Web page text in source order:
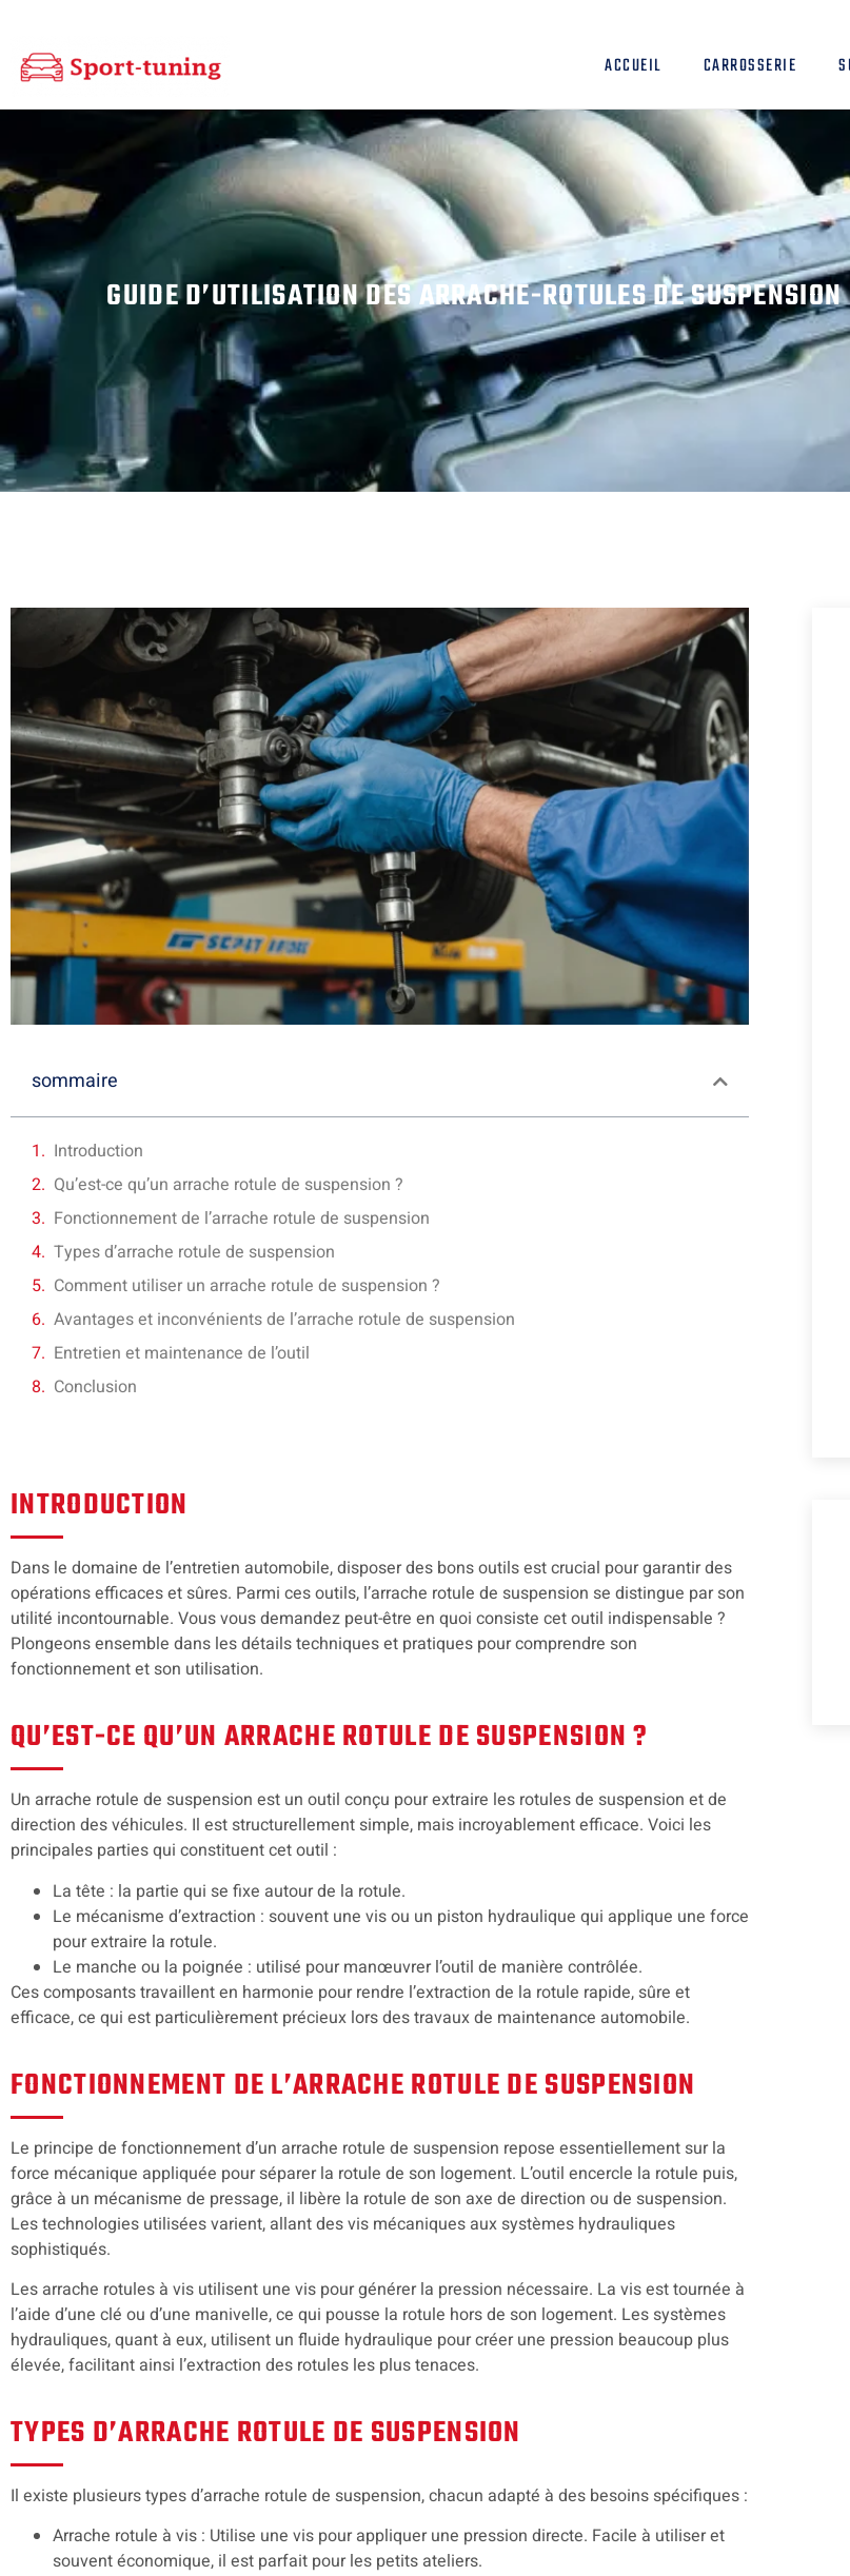
ACCUEIL CARROSSERIE
GUIDE D’UTILISATION DES ARRACHE-ROTULES DE
sommaire
Introduction
Qu’est-ce qu’un arrache rotule de suspension ?
Fonctionnement de l’arrache rotule de suspension
Types d’arrache rotule de suspension
Comment utiliser un arrache rotule de suspension ?
Avantages et inconvénients de l’arrache rotule de suspension
Entretien et maintenance de l’outil
Conclusion
INTRODUCTION
Dans le domaine de l’entretien automobile, disposer des bons outils est crucial pour garantir des
opérations efficaces et sûres. Parmi ces outils, l’arrache rotule de suspension se distingue par son
utilité incontournable. Vous vous demandez peut-être en quoi consiste cet outil indispensable ?
Plongeons ensemble dans les détails techniques et pratiques pour comprendre son
fonctionnement et son utilisation.
QU’EST-CE QU’UN ARRACHE ROTULE DE SUSPENSION ?
Un arrache rotule de suspension est un outil conçu pour extraire les rotules de suspension et de
direction des véhicules. Il est structurellement simple, mais incroyablement efficace. Voici les
principales parties qui constituent cet outil :
La tête : la partie qui se fixe autour de la rotule.
Le mécanisme d’extraction : souvent une vis ou un piston hydraulique qui applique une force
pour extraire la rotule.
Le manche ou la poignée : utilisé pour manœuvrer l’outil de manière contrôlée.
Ces composants travaillent en harmonie pour rendre l’extraction de la rotule rapide, sûre et
efficace, ce qui est particulièrement précieux lors des travaux de maintenance automobile.
FONCTIONNEMENT DE L’ARRACHE ROTULE DE SUSPENSION
Le principe de fonctionnement d’un arrache rotule de suspension repose essentiellement sur la
force mécanique appliquée pour séparer la rotule de son logement. L’outil encercle la rotule puis,
grâce à un mécanisme de pressage, il libère la rotule de son axe de direction ou de suspension.
Les technologies utilisées varient, allant des vis mécaniques aux systèmes hydrauliques
sophistiqués.
Les arrache rotules à vis utilisent une vis pour générer la pression nécessaire. La vis est tournée à
l’aide d’une clé ou d’une manivelle, ce qui pousse la rotule hors de son logement. Les systèmes
hydrauliques, quant à eux, utilisent un fluide hydraulique pour créer une pression beaucoup plus
élevée, facilitant ainsi l’extraction des rotules les plus tenaces.
TYPES D’ARRACHE ROTULE DE SUSPENSION
Il existe plusieurs types d’arrache rotule de suspension, chacun adapté à des besoins spécifiques :
Arrache rotule à vis : Utilise une vis pour appliquer une pression directe. Facile à utiliser et
souvent économique, il est parfait pour les petits ateliers.